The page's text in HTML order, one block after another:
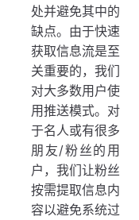
处并避免其中的
缺点。由于快速
获取信息流是至
关重要的，我们
对大多数用户使
用推送模式。对
于名人或有很多
朋友/粉丝的用
户，我们让粉丝
按需提取信息内
容以避免系统过